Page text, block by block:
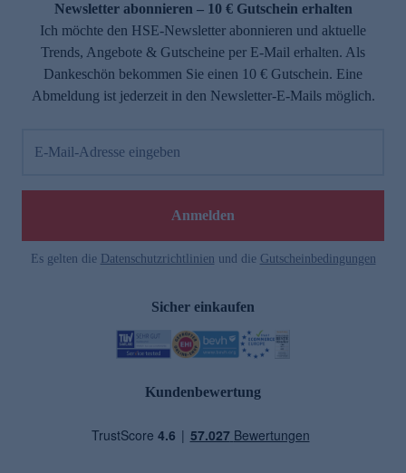
Newsletter abonnieren – 10 € Gutschein erhalten
Ich möchte den HSE-Newsletter abonnieren und aktuelle
Trends, Angebote & Gutscheine per E-Mail erhalten. Als
Dankeschön bekommen Sie einen 10 € Gutschein. Eine
Abmeldung ist jederzeit in den Newsletter-E-Mails möglich.
E-Mail-Adresse eingeben
Anmelden
Es gelten die Datenschutzrichtlinien und die Gutscheinbedingungen
Sicher einkaufen
Kundenbewertung